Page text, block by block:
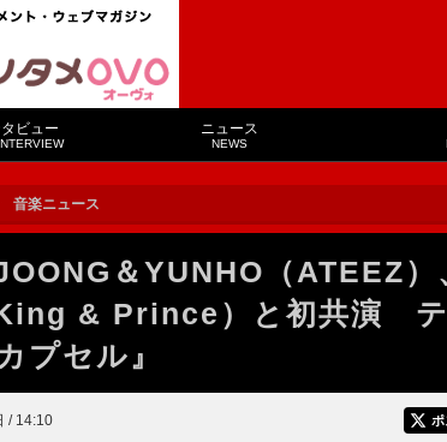
ビュー ニュース
NEWS
音楽ニュース
＆YUNHO（ATEEZ）
& Prince）と初共演 テ
プセル』
/ 14:10 ポ